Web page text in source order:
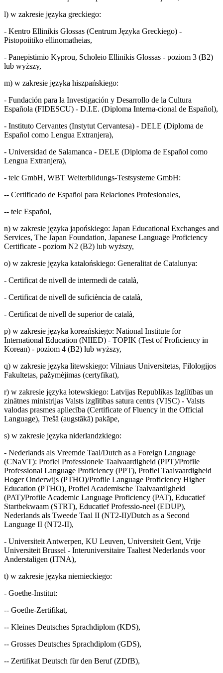
l) w zakresie języka greckiego:
- Kentro Ellinikis Glossas (Centrum Języka Greckiego) -
Pistopoiitiko ellinomatheias,
- Panepistimio Kyprou, Scholeio Ellinikis Glossas - poziom 3 (B2)
lub wyższy,
m) w zakresie języka hiszpańskiego:
- Fundación para la Investigación y Desarrollo de la Cultura
Española (FIDESCU) - D.I.E. (Diploma Interna-cional de Español),
- Instituto Cervantes (Instytut Cervantesa) - DELE (Diploma de
Español como Lengua Extranjera),
- Universidad de Salamanca - DELE (Diploma de Español como
Lengua Extranjera),
- telc GmbH, WBT Weiterbildungs-Testsysteme GmbH:
-- Certificado de Español para Relaciones Profesionales,
-- telc Español,
n) w zakresie języka japońskiego: Japan Educational Exchanges and
Services, The Japan Foundation, Japanese Language Proficiency
Certificate - poziom N2 (B2) lub wyższy,
o) w zakresie języka katalońskiego: Generalitat de Catalunya:
- Certificat de nivell de intermedi de català,
- Certificat de nivell de suficiència de català,
- Certificat de nivell de superior de català,
p) w zakresie języka koreańskiego: National Institute for
International Education (NIIED) - TOPIK (Test of Proficiency in
Korean) - poziom 4 (B2) lub wyższy,
q) w zakresie języka litewskiego: Vilniaus Universitetas, Filologijos
Fakultetas, pažymėjimas (certyfikat),
r) w zakresie języka łotewskiego: Latvijas Republikas Izglītības un
zinātnes ministrijas Valsts izglītības satura centrs (VISC) - Valsts
valodas prasmes apliecība (Certificate of Fluency in the Official
Language), Trešā (augstākā) pakāpe,
s) w zakresie języka niderlandzkiego:
- Nederlands als Vreemde Taal/Dutch as a Foreign Language
(CNaVT): Profiel Professionele Taalvaardigheid (PPT)/Profile
Professional Language Proficiency (PPT), Profiel Taalvaardigheid
Hoger Onderwijs (PTHO)/Profile Language Proficiency Higher
Education (PTHO), Profiel Academische Taalvaardigheid
(PAT)/Profile Academic Language Proficiency (PAT), Educatief
Startbekwaam (STRT), Educatief Professio-neel (EDUP),
Nederlands als Tweede Taal II (NT2-II)/Dutch as a Second
Language II (NT2-II),
- Universiteit Antwerpen, KU Leuven, Universiteit Gent, Vrije
Universiteit Brussel - Interuniversitaire Taaltest Nederlands voor
Anderstaligen (ITNA),
t) w zakresie języka niemieckiego:
- Goethe-Institut:
-- Goethe-Zertifikat,
-- Kleines Deutsches Sprachdiplom (KDS),
-- Grosses Deutsches Sprachdiplom (GDS),
-- Zertifikat Deutsch für den Beruf (ZDfB),